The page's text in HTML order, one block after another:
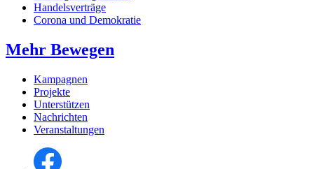
Handelsverträge
Corona und Demokratie
Mehr Bewegen
Kampagnen
Projekte
Unterstützen
Nachrichten
Veranstaltungen